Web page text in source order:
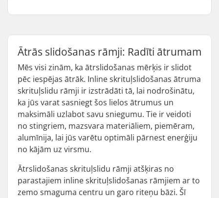
Ātrās slidošanas rāmji: Radīti ātrumam
Mēs visi zinām, ka ātrslidošanas mērķis ir slidot
pēc iespējas ātrāk. Inline skrituļslidošanas ātruma
skrituļslidu rāmji ir izstrādāti tā, lai nodrošinātu,
ka jūs varat sasniegt šos lielos ātrumus un
maksimāli uzlabot savu sniegumu. Tie ir veidoti
no stingriem, mazsvara materiāliem, piemēram,
alumīnija, lai jūs varētu optimāli pārnest enerģiju
no kājām uz virsmu.
Ātrslidošanas skrituļslidu rāmji atšķiras no
parastajiem inline skrituļslidošanas rāmjiem ar to
zemo smaguma centru un garo riteņu bāzi. Šī